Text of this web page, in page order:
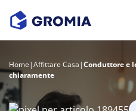
Home|Affittare Casa |Conduttore e
chiaramente